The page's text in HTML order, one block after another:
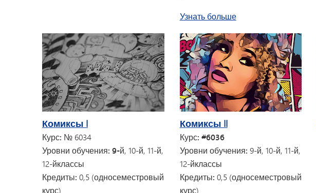
Узнать большео курсе «Керамика III»
Комиксы I
Курс: № 6034
Уровни обучения: 9-й, 10-й, 11-й,
12-йклассы
Кредиты: 0,5 (односеместровый
курс)
Комиксы II
Курс: #6036
Уровни обучения: 9-й, 10-й, 11-й,
12-йклассы
Кредиты: 0,5 (односеместровый
курс)